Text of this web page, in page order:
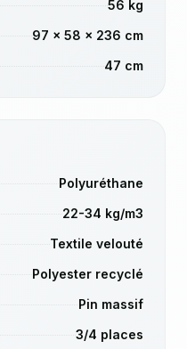
56 kg
97 x 58 x 236 cm
47 cm
Polyuréthane
22-34 kg/m3
Textile velouté
Polyester recyclé
Pin massif
3/4 places